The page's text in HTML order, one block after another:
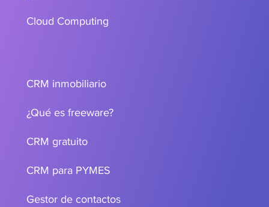
Cloud Computing
CRM inmobiliario
¿Qué es freeware?
CRM gratuito
CRM para PYMES
Gestor de contactos